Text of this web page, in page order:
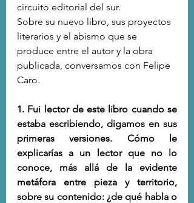
circuito editorial del sur.
Sobre su nuevo libro, sus proyectos
literarios y el abismo que se
produce entre el autor y la obra
publicada, conversamos con Felipe
Caro.
1. Fui lector de este libro cuando se
estaba escribiendo, digamos en sus
primeras versiones. Cómo le
explicarías a un lector que no lo
conoce, más allá de la evidente
metáfora entre pieza y territorio,
sobre su contenido: ¿de qué habla o